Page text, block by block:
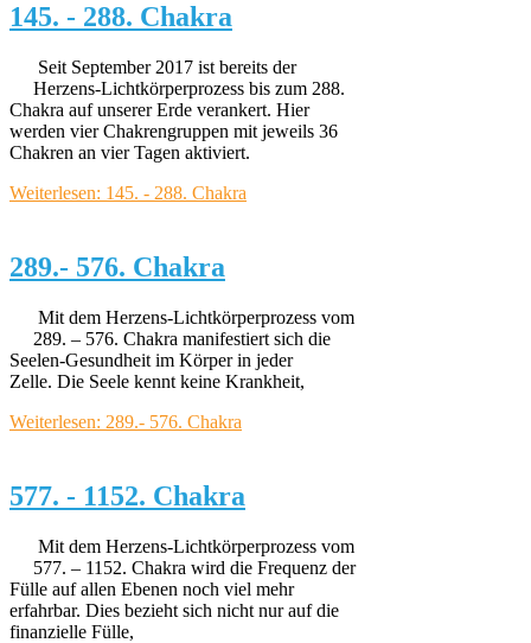
145. - 288. Chakra
Seit September 2017 ist bereits der
Herzens-Lichtkörperprozess bis zum 288.
Chakra auf unserer Erde verankert. Hier
werden vier Chakrengruppen mit jeweils 36
Chakren an vier Tagen aktiviert.
Weiterlesen: 145. - 288. Chakra
289.- 576. Chakra
Mit dem Herzens-Lichtkörperprozess vom
289. – 576. Chakra manifestiert sich die
Seelen-Gesundheit im Körper in jeder
Zelle. Die Seele kennt keine Krankheit,
Weiterlesen: 289.- 576. Chakra
577. - 1152. Chakra
Mit dem Herzens-Lichtkörperprozess vom
577. – 1152. Chakra wird die Frequenz der
Fülle auf allen Ebenen noch viel mehr
erfahrbar. Dies bezieht sich nicht nur auf die
finanzielle Fülle,